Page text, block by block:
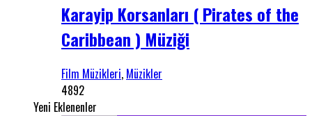
Karayip Korsanları ( Pirates of the
Caribbean ) Müziği
Film Müzikleri, Müzikler
4892
Yeni Eklenenler